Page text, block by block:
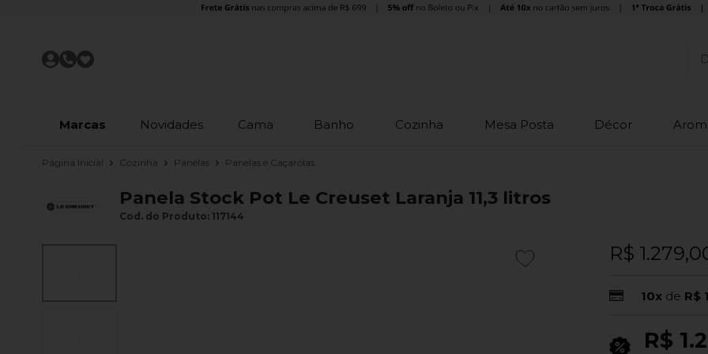
Marcas Novidades Cama Banho Cozinha Mesa Posta Décor
Página Inicial Cozinha Panelas Panelas e Caçarolas
Panela Stock Pot Le Creuset Laranja 11,3 litros
Cod. do Produto: 117144
R$
10x de R$
R$